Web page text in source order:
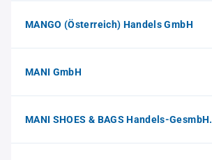
MANGO (Österreich) Handels GmbH
MANI GmbH
MANI SHOES & BAGS Handels-GesmbH.